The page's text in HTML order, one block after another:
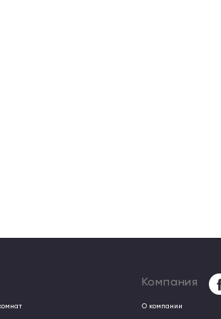
Компания
О компании